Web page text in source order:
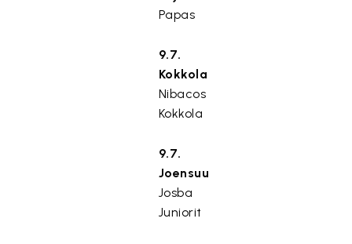
Papas
9.7.
Kokkola
Nibacos
Kokkola
9.7.
Joensuu
Josba
Juniorit